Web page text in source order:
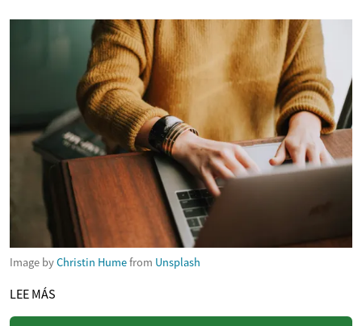
Image byChristin Humefrom Unsplash
LEE MÁS